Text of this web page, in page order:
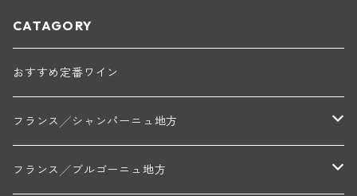
CATAGORY
おすすめ定番ワイン
フランス╱シャンパーニュ地方
モンターニュ・ド・ランス
フランス╱ブルゴーニュ地方